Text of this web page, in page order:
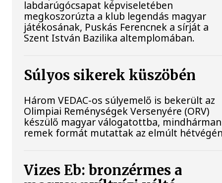
labdarúgócsapat képviseletében
megkoszorúzta a klub legendás magyar
játékosának, Puskás Ferencnek a sírját a
Szent István Bazilika altemplomában.
Súlyos sikerek küszöbén
Három VEDAC-os súlyemelő is bekerült az
Olimpiai Reménységek Versenyére (ORV)
készülő magyar válogatottba, mindhárman
remek formát mutattak az elmúlt
Vizes Eb: bronzérmes a